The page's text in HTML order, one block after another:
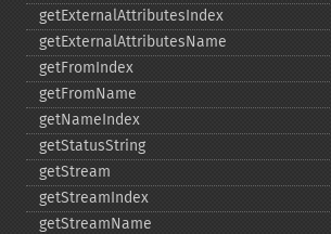
getExternalAttributesIndex
getExternalAttributesName
getFromIndex
getFromName
getNameIndex
getStatusString
getStream
getStreamIndex
getStreamName